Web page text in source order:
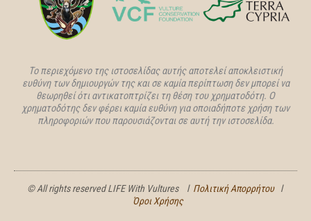
Το περιεχόμενο της ιστοσελίδας αυτής αποτελεί αποκλειστική
ευθύνη των δημιουργών της και σε καμία περίπτωση δεν μπορεί να
θεωρηθεί ότι αντικατοπτρίζει τη θέση του χρηματοδότη. Ο
χρηματοδότης δεν φέρει καμία ευθύνη για οποιαδήποτε χρήση των
πληροφοριών που παρουσιάζονται σε αυτή την ιστοσελίδα.
© All rights reserved LIFE With Vultures l Πολιτική Απορρήτουl
Όροι Χρήσης